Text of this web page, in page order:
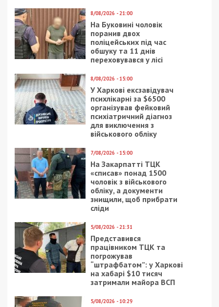
8/08/2026 - 21:00
На Буковині чоловік
поранив двох
поліцейських під час
обшуку та 11 днів
переховувався у лісі
8/08/2026 - 15:00
У Харкові ексзавідувач
психлікарні за $6500
організував фейковий
психіатричний діагноз
для виключення з
військового обліку
7/08/2026 - 15:00
На Закарпатті ТЦК
«списав» понад 1500
чоловік з військового
обліку, а документи
знищили, щоб прибрати
сліди
5/08/2026 - 21:31
Представився
працівником ТЦК та
погрожував
“штрафбатом”: у Харкові
на хабарі $10 тисяч
затримали майора ВСП
5/08/2026 - 10:29